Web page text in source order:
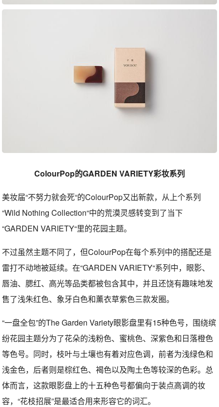
ColourPop的GARDEN VARIETY彩妆系列
美妆届“不努力就会死“的ColourPop又出新款，从上个系列
“Wild Nothing Collection“中的荒漠灵感转变到了当下
“GARDEN VARIETY“里的花园主题。
不过虽然主题不同了，但ColourPop在每个系列中的搭配还是
雷打不动地被延续。在“GARDEN VARIETY“系列中，眼影、
唇油、腮红、高光等品类都被包含其中，并且还饶有趣味地发
售了浅朱红色、象牙白色和薰衣草紫色三款发圈。
“一盘全包”的The Garden Variety眼影盘里有15种色号，围绕缤
纷花园主题分为了花朵的浅粉色、蜜桃色、深紫色和日落橙色
等色号。同时，枝叶与土壤也有着对应色调，前者为浅绿色和
浅金色，后者则是棕红色、褐色以及陶土色等较深的色彩。总
体而言，这款眼影盘上的十五种色号都偏向于装点高调的妆
容，“花枝招展”是最适合用来形容它的词汇。